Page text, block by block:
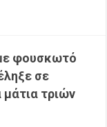
φουσκωτό
σε
τριών